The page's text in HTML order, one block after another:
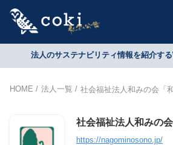
法人のサステナビリティ情報を紹介す
HOME 法人一覧 社会福祉法人和みの会「
社会福祉法人和みの会
https://nagominosono.jp/